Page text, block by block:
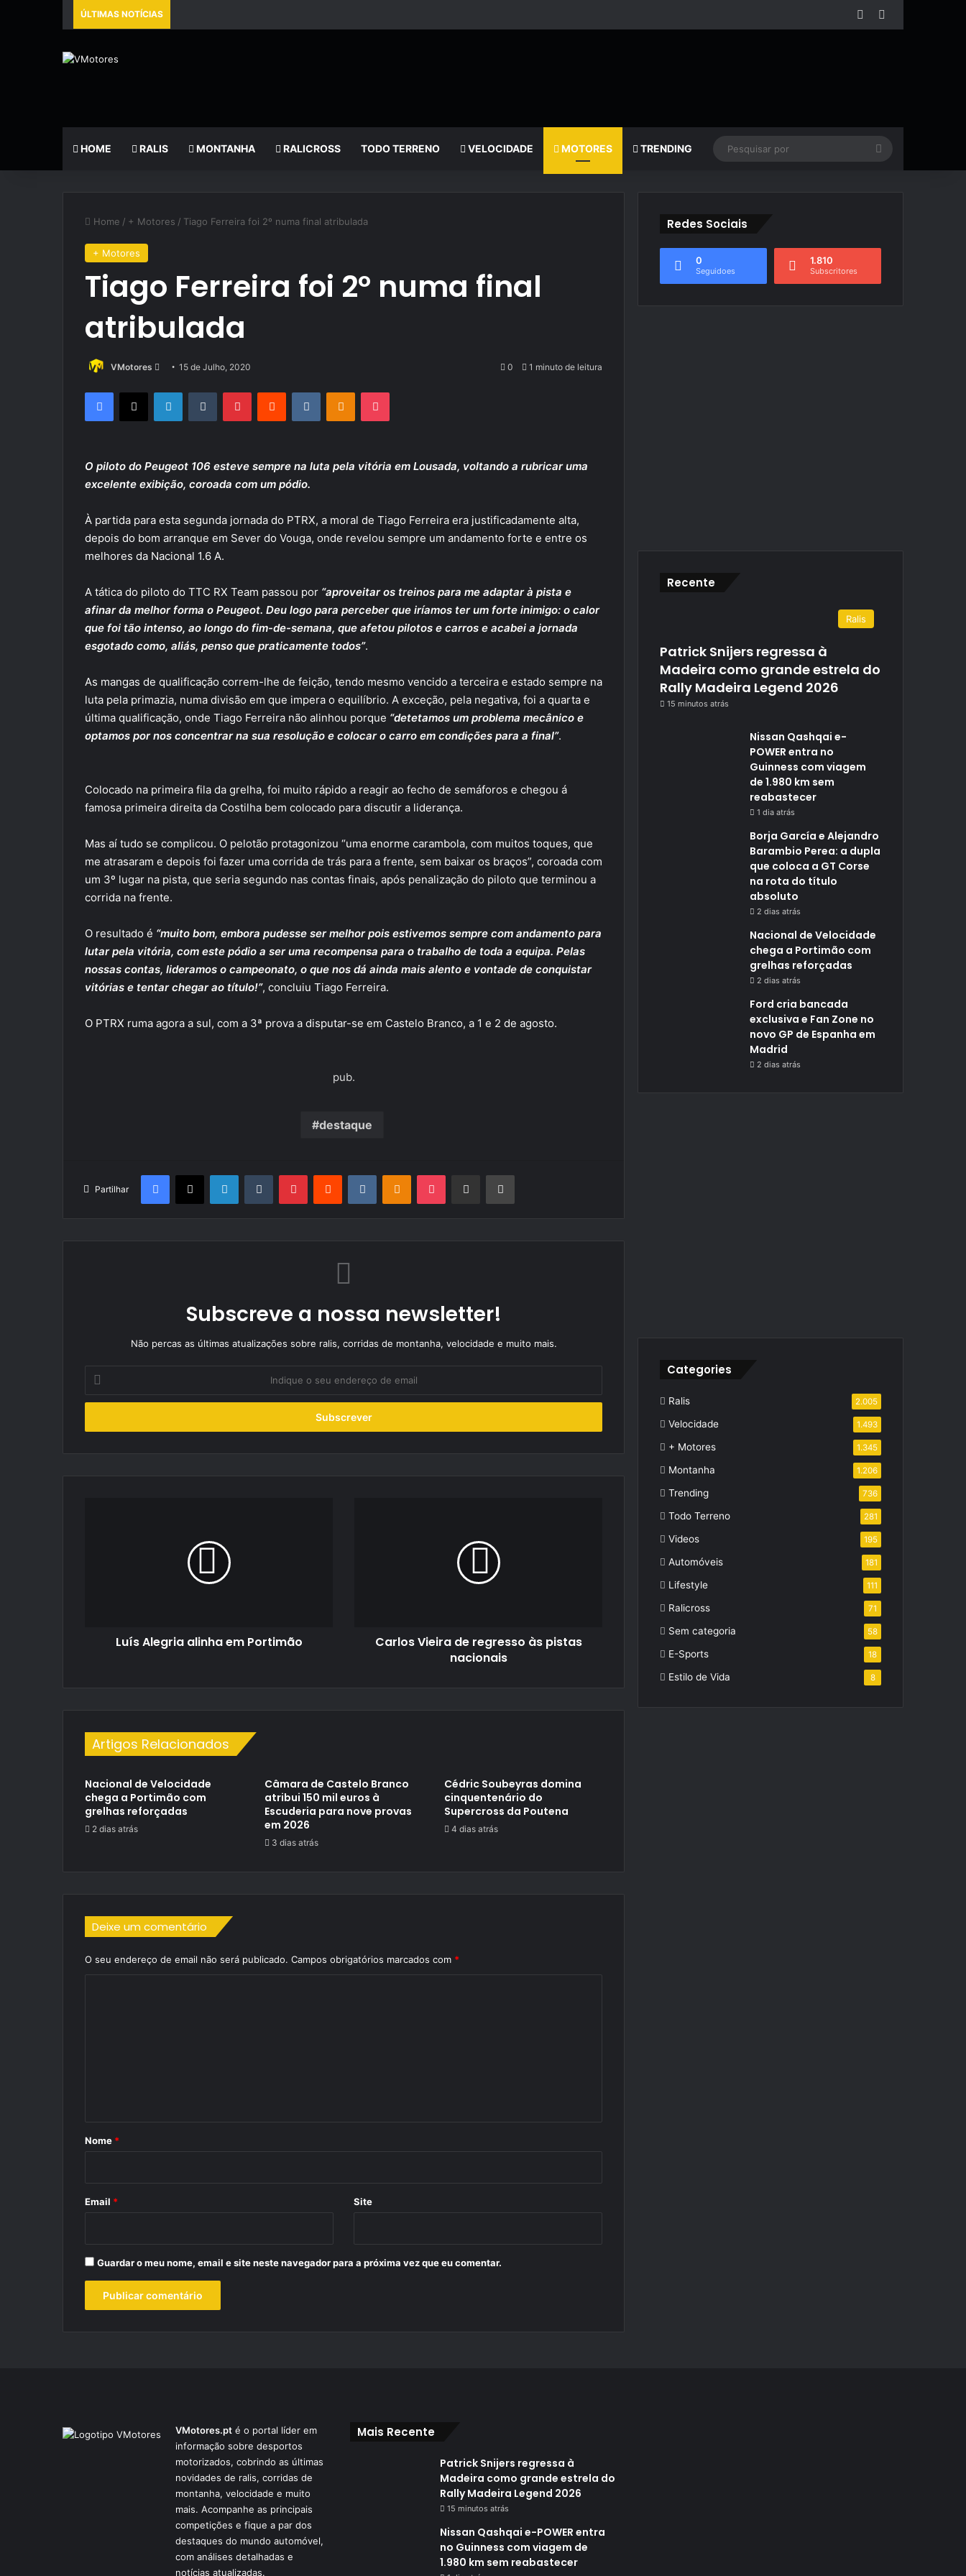
ÚLTIMAS NOTÍCIAS Facebook
HOME RALIS MONTANHA RALICROSS TODO TERRENO VELOCIDADE MOTORES TRENDING
Pesquisar
Home / + Motores / Tiago Ferreira foi 2º numa final atribulada
+ Motores
Tiago Ferreira foi 2º numa final
atribulada
VMotores
Send
email
15 de Julho, 2020 0 1 minuto de leitura
Facebook
X LinkedInTumblr PinterestReddit VKontakteOdnoklassniki
Pocket
O piloto do Peugeot 106 esteve sempre na luta pela vitória em Lousada, voltando a rubricar uma
excelente exibição, coroada com um pódio.
À partida para esta segunda jornada do PTRX, a moral de Tiago Ferreira era justificadamente alta,
depois do bom arranque em Sever do Vouga, onde revelou sempre um andamento forte e entre os
melhores da Nacional 1.6 A.
A tática do piloto do TTC RX Team passou por “aproveitar os treinos para me adaptar à pista e
afinar da melhor forma o Peugeot. Deu logo para perceber que iríamos ter um forte inimigo: o calor
que foi tão intenso, ao longo do fim-de-semana, que afetou pilotos e carros e acabei a jornada
esgotado como, aliás, penso que praticamente todos”.
As mangas de qualificação correm-lhe de feição, tendo mesmo vencido a terceira e estado sempre na
luta pela primazia, numa divisão em que impera o equilíbrio. A exceção, pela negativa, foi a quarta e
última qualificação, onde Tiago Ferreira não alinhou porque “detetamos um problema mecânico e
optamos por nos concentrar na sua resolução e colocar o carro em condições para a final”.
Colocado na primeira fila da grelha, foi muito rápido a reagir ao fecho de semáforos e chegou á
famosa primeira direita da Costilha bem colocado para discutir a liderança.
Mas aí tudo se complicou. O pelotão protagonizou “uma enorme carambola, com muitos toques, que
me atrasaram e depois foi fazer uma corrida de trás para a frente, sem baixar os braços”, coroada com
um 3º lugar na pista, que seria segundo nas contas finais, após penalização do piloto que terminou a
corrida na frente.
O resultado é “muito bom, embora pudesse ser melhor pois estivemos sempre com andamento para
lutar pela vitória, com este pódio a ser uma recompensa para o trabalho de toda a equipa. Pelas
nossas contas, lideramos o campeonato, o que nos dá ainda mais alento e vontade de conquistar
vitórias e tentar chegar ao título!”, concluiu Tiago Ferreira.
O PTRX ruma agora a sul, com a 3ª prova a disputar-se em Castelo Branco, a 1 e 2 de agosto.
pub.
destaque
Partilhar
Facebook
X LinkedInTumblr PinterestReddit VKontakteOdnoklassniki
Pocket Partilhar Via Email Imprimir
Subscreve a nossa newsletter!
Não percas as últimas atualizações sobre ralis, corridas de montanha, velocidade e muito mais.
Indique
seu
de
Luís Alegria alinha em Portimão
Carlos Vieira de regresso às pistas
nacionais
Artigos Relacionados
Nacional de Velocidade
chega a Portimão com
grelhas reforçadas
2 dias atrás
Câmara de Castelo Branco
atribui 150 mil euros à
Escuderia para nove provas
em 2026
3 dias atrás
Cédric Soubeyras domina
cinquentenário do
Supercross da Poutena
4 dias atrás
Deixe um comentário
O seu endereço de email não será publicado. Campos obrigatórios marcados com *
r
*
Nome *
Email * Site
Guardar o meu nome, email e site neste navegador para a próxima vez que eu comentar.
Redes Sociais
0
Seguidoes
1.810
Subscritores
Recente
Ralis
Patrick Snijers regressa à
Madeira como grande estrela do
Rally Madeira Legend 2026
15 minutos atrás
Nissan Qashqai e-
POWER entra no
Guinness com viagem
de 1.980 km sem
reabastecer
1 dia atrás
Borja García e Alejandro
Barambio Perea: a dupla
que coloca a GT Corse
na rota do título
absoluto
2 dias atrás
Nacional de Velocidade
chega a Portimão com
grelhas reforçadas
2 dias atrás
Ford cria bancada
exclusiva e Fan Zone no
novo GP de Espanha em
Madrid
2 dias atrás
Categories
Ralis 2.005
Velocidade 1.493
+ Motores 1.345
Montanha 1.206
Trending 736
Todo Terreno 281
Videos 195
Automóveis 181
Lifestyle 111
Ralicross 71
Sem categoria 58
E-Sports 18
Estilo de Vida 8
VMotores.pt é o portal líder em
informação sobre desportos
motorizados, cobrindo as últimas
novidades de ralis, corridas de
montanha, velocidade e muito
mais. Acompanhe as principais
competições e fique a par dos
destaques do mundo automóvel,
com análises detalhadas e
notícias atualizadas.
Mais Recente
Patrick Snijers regressa à
Madeira como grande estrela do
Rally Madeira Legend 2026
15 minutos atrás
Nissan Qashqai e-POWER entra
no Guinness com viagem de
1.980 km sem reabastecer